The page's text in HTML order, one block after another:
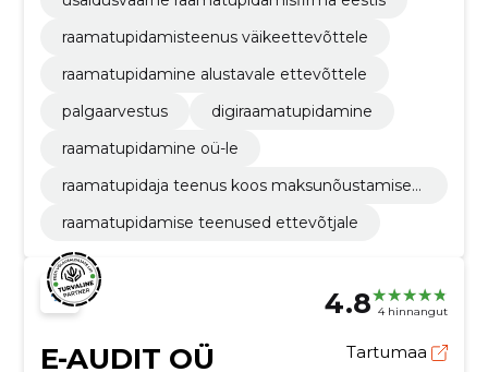
raamatupidamisteenus väikeettevõttele
raamatupidamine alustavale ettevõttele
palgaarvestus
digiraamatupidamine
raamatupidamine oü-le
raamatupidaja teenus koos maksunõustamiseg
raamatupidamise teenused ettevõtjale
4.8 4 hinnangut
E-AUDIT OÜ Tartumaa